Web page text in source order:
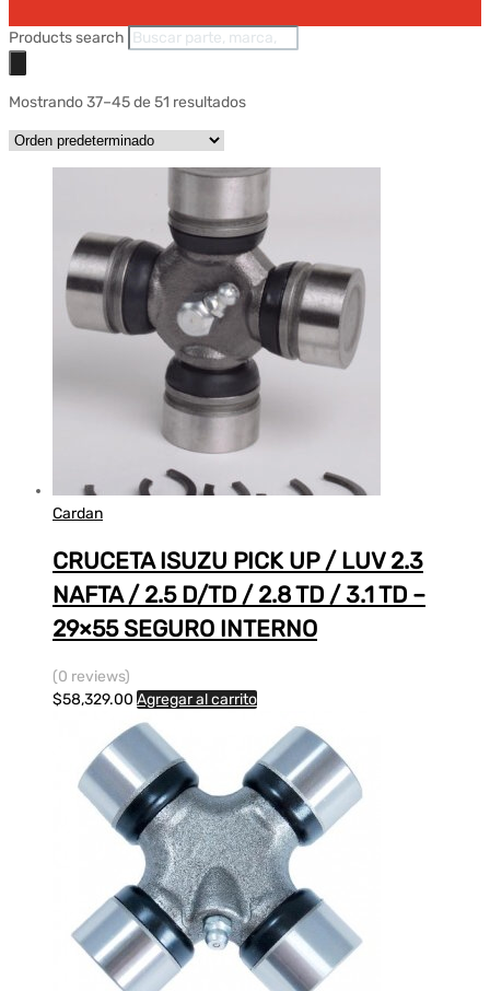
Products search
Mostrando 37–45 de 51 resultados
Cardan
CRUCETA ISUZU PICK UP / LUV 2.3
NAFTA / 2.5 D/TD / 2.8 TD / 3.1 TD –
29×55 SEGURO INTERNO
(0 reviews)
$58,329.00 Agregar al carrito